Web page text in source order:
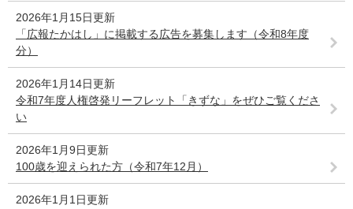
2026年1月15日更新
「広報たかはし」に掲載する広告を募集します（令和8年度
分）
2026年1月14日更新
令和7年度人権啓発リーフレット「きずな」をぜひご覧くださ
い
2026年1月9日更新
100歳を迎えられた方（令和7年12月）
2026年1月1日更新